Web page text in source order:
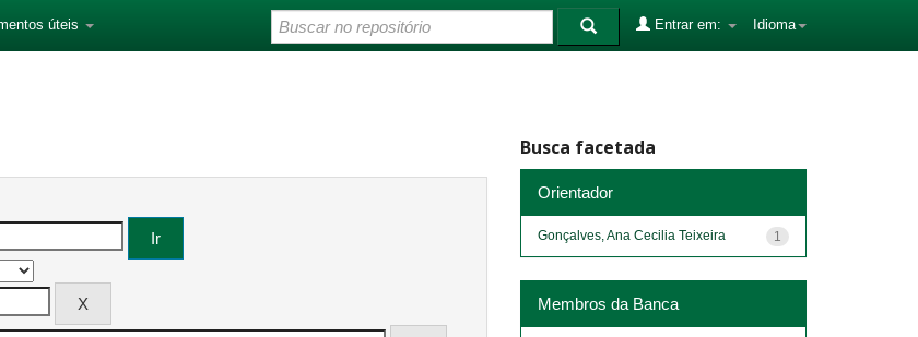
úteis Idioma
Entrar em:
Busca facetada
Orientador
1
Gonçalves, Ana Cecilia Teixeira
Membros da Banca